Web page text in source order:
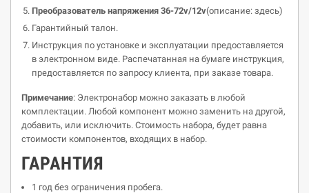
Преобразователь напряжения 36-72v/12v(описание: здесь)
Гарантийный талон.
Инструкция по установке и эксплуатации предоставляется
в электронном виде. Распечатанная на бумаге инструкция,
предоставляется по запросу клиента, при заказе товара.
Примечание: Электронабор можно заказать в любой
комплектации. Любой компонент можно заменить на другой,
добавить, или исключить. Стоимость набора, будет равна
стоимости компонентов, входящих в набор.
ГАРАНТИЯ
1 год без ограничения пробега.